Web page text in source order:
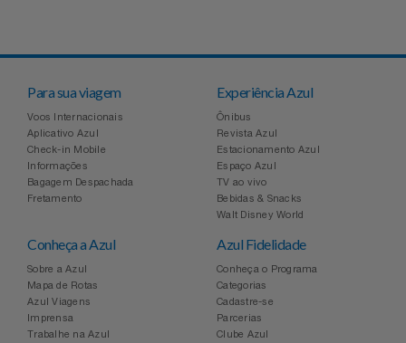
Para sua viagem
Voos Internacionais
Aplicativo Azul
Check-in Mobile
Informações
Bagagem Despachada
Fretamento
Experiência Azul
Ônibus
Revista Azul
Estacionamento Azul
Espaço Azul
TV ao vivo
Bebidas & Snacks
Walt Disney World
Conheça a Azul
Sobre a Azul
Mapa de Rotas
Azul Viagens
Imprensa
Trabalhe na Azul
Azul Fidelidade
Conheça o Programa
Categorias
Cadastre-se
Parcerias
Clube Azul